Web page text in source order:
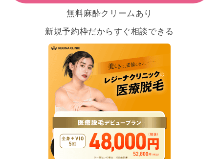
無料麻酔クリームあり
新規予約枠だからすぐ相談できる